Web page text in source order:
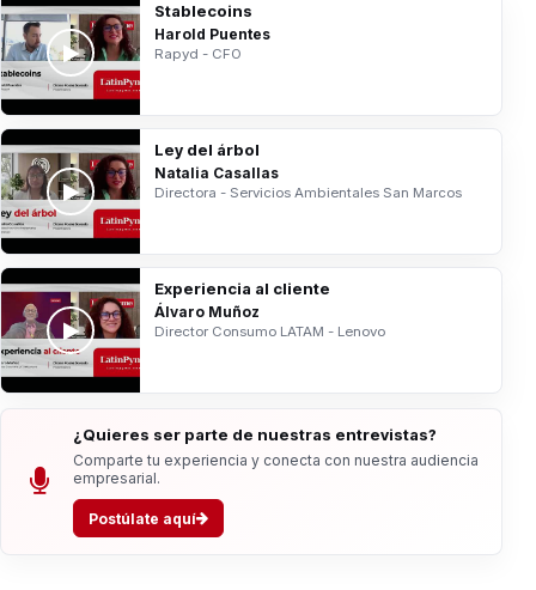
Stablecoins
Harold Puentes
Rapyd - CFO
Ley del árbol
Natalia Casallas
Directora - Servicios Ambientales San Marcos
Experiencia al cliente
Álvaro Muñoz
Director Consumo LATAM - Lenovo
¿Quieres ser parte de nuestras entrevistas?
Comparte tu experiencia y conecta con nuestra audiencia
empresarial.
Postúlate aquí